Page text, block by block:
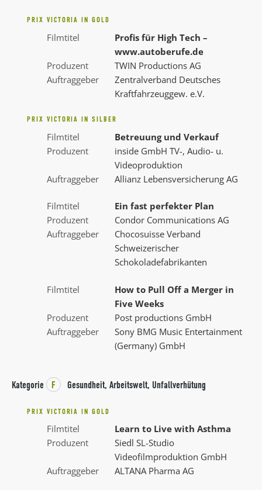
PRIX VICTORIA IN GOLD
Filmtitel
Profis für High Tech –
www.autoberufe.de
Produzent
TWIN Productions AG
Auftraggeber
Zentralverband Deutsches
Kraftfahrzeuggew. e.V.
PRIX VICTORIA IN SILBER
Filmtitel
Betreuung und Verkauf
Produzent
inside GmbH TV-, Audio- u.
Videoproduktion
Auftraggeber
Allianz Lebensversicherung AG
Filmtitel
Ein fast perfekter Plan
Produzent
Condor Communications AG
Auftraggeber
Chocosuisse Verband
Schweizerischer
Schokoladefabrikanten
Filmtitel
How to Pull Off a Merger in
Five Weeks
Produzent
Post productions GmbH
Auftraggeber
Sony BMG Music Entertainment
(Germany) GmbH
Kategorie F Gesundheit, Arbeitswelt, Unfallverhütung
PRIX VICTORIA IN GOLD
Filmtitel
Learn to Live with Asthma
Produzent
Siedl SL-Studio
Videofilmproduktion GmbH
Auftraggeber
ALTANA Pharma AG